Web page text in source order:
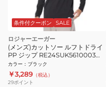
条件付クーポン SALE
ロジャーエーガー
(メンズ)カットソー ルフトドライ
PP ジップ RE24SUK5610003
BLK
カラー ： ブラック
￥3,289 （税込）
29ポイント